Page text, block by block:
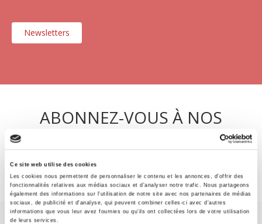
Ce site web utilise des cookies
Les cookies nous permettent de personnaliser le contenu et les annonces, d'offrir des
fonctionnalités relatives aux médias sociaux et d'analyser notre trafic. Nous partageons
également des informations sur l'utilisation de notre site avec nos partenaires de médias
sociaux, de publicité et d'analyse, qui peuvent combiner celles-ci avec d'autres
informations que vous leur avez fournies ou qu'ils ont collectées lors de votre utilisation
de leurs services.
Newsletters
ABONNEZ-VOUS À NOS
Je m’abonne